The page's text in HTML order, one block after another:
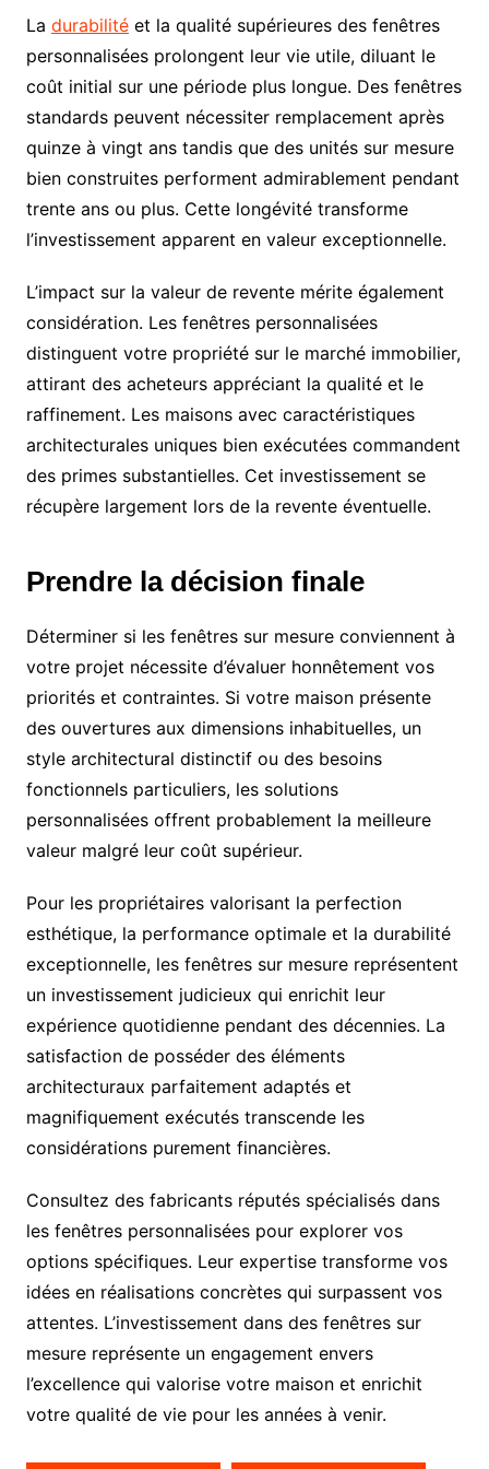
La durabilitéet la qualité supérieures des fenêtres
personnalisées prolongent leur vie utile, diluant le
coût initial sur une période plus longue. Des fenêtres
standards peuvent nécessiter remplacement après
quinze à vingt ans tandis que des unités sur mesure
bien construites performent admirablement pendant
trente ans ou plus. Cette longévité transforme
l’investissement apparent en valeur exceptionnelle.
L’impact sur la valeur de revente mérite également
considération. Les fenêtres personnalisées
distinguent votre propriété sur le marché immobilier,
attirant des acheteurs appréciant la qualité et le
raffinement. Les maisons avec caractéristiques
architecturales uniques bien exécutées commandent
des primes substantielles. Cet investissement se
récupère largement lors de la revente éventuelle.
Prendre la décision finale
Déterminer si les fenêtres sur mesure conviennent à
votre projet nécessite d’évaluer honnêtement vos
priorités et contraintes. Si votre maison présente
des ouvertures aux dimensions inhabituelles, un
style architectural distinctif ou des besoins
fonctionnels particuliers, les solutions
personnalisées offrent probablement la meilleure
valeur malgré leur coût supérieur.
Pour les propriétaires valorisant la perfection
esthétique, la performance optimale et la durabilité
exceptionnelle, les fenêtres sur mesure représentent
un investissement judicieux qui enrichit leur
expérience quotidienne pendant des décennies. La
satisfaction de posséder des éléments
architecturaux parfaitement adaptés et
magnifiquement exécutés transcende les
considérations purement financières.
Consultez des fabricants réputés spécialisés dans
les fenêtres personnalisées pour explorer vos
options spécifiques. Leur expertise transforme vos
idées en réalisations concrètes qui surpassent vos
attentes. L’investissement dans des fenêtres sur
mesure représente un engagement envers
l’excellence qui valorise votre maison et enrichit
votre qualité de vie pour les années à venir.